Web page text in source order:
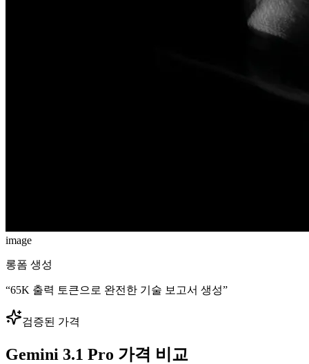
image
롱폼 생성
“65K 출력 토큰으로 완전한 기술 보고서 생성”
검증된 가격
Gemini 3.1 Pro 가격 비교